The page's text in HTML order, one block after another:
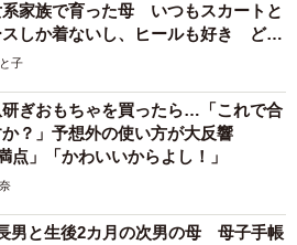
家族で育った母 いつもスカートと
スしか着ないし、ヒールも好き どの
子
ぎおもちゃを買ったら…「これで合
か？」予想外の使い方が大反響
点」「かわいいからよし！」
男と生後2カ月の次男の母 母子手帳